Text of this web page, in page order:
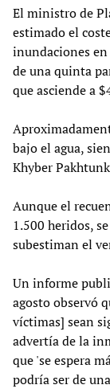
El ministro de
estimado el
inundaciones
de una quinta
que asciende a
bajo el agua,
Khyber
Aunque el
1.500 heridos,
subestiman el
Un informe
agosto observó
víctimas] sean
advertía de la
que 'se espera
podría ser de